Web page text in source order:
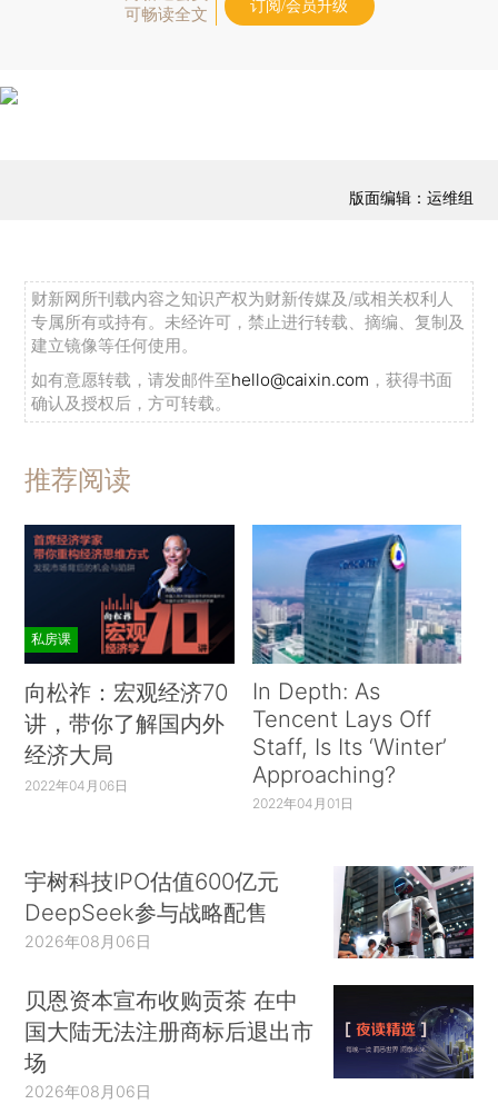
可畅读全文
订阅/会员升级
版面编辑：运维组
财新网所刊载内容之知识产权为财新传媒及/或相关权利人
专属所有或持有。未经许可，禁止进行转载、摘编、复制及
建立镜像等任何使用。
如有意愿转载，请发邮件至hello@caixin.com ，获得书面
确认及授权后，方可转载。
推荐阅读
私房课
向松祚：宏观经济70
讲，带你了解国内外
经济大局
2022年04月06日
In Depth: As
Tencent Lays Off
Staff, Is Its ‘Winter’
Approaching?
2022年04月01日
宇树科技IPO估值600亿元
DeepSeek参与战略配售
2026年08月06日
贝恩资本宣布收购贡茶 在中
国大陆无法注册商标后退出市
场
2026年08月06日